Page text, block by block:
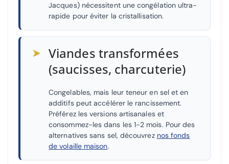
Jacques) nécessitent une congélation ultra-
rapide pour éviter la cristallisation.
➤ Viandes transformées
(saucisses, charcuterie)
Congelables, mais leur teneur en sel et en
additifs peut accélérer le rancissement.
Préférez les versions artisanales et
consommez-les dans les 1-2 mois. Pour des
alternatives sans sel, découvrez nos fonds
de volaille maison.